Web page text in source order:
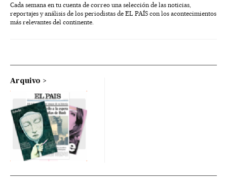
Cada semana en tu cuenta de correo una selección de las noticias,
reportajes y análisis de los periodistas de EL PAÍS con los acontecimientos
más relevantes del continente.
Arquivo